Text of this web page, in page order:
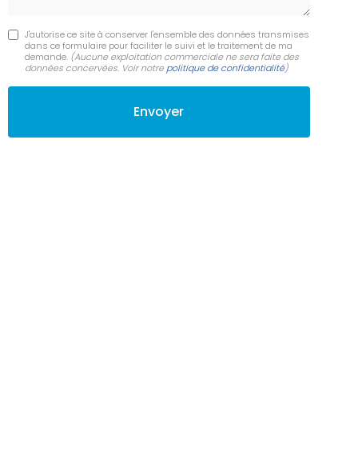
J'autorise ce site à conserver l'ensemble des données transmises
dans ce formulaire pour faciliter le suivi et le traitement de ma
demande. (Aucune exploitation commerciale ne sera faite des
données concervées. Voir notrepolitique de confidentialité)